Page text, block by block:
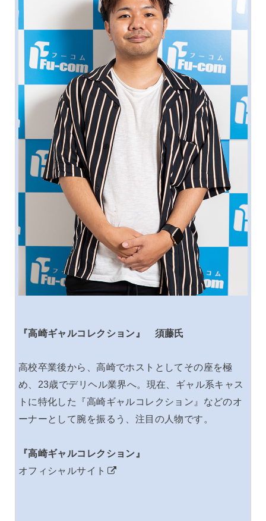
『高崎ギャルコレクション』 須藤氏
高校卒業後から、高崎でホストとしてその座を極
め、23歳でデリヘル業界へ。現在、ギャル系キャス
トに特化した『高崎ギャルコレクション』などのオ
ーナーとして腕を振るう、注目の人物です。
『高崎ギャルコレクション』
オフィシャルサイト